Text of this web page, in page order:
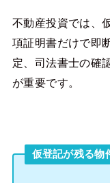
不動産投資では、
項証明書だけで即
定、司法書士の確
が重要です。
仮登記が残る物